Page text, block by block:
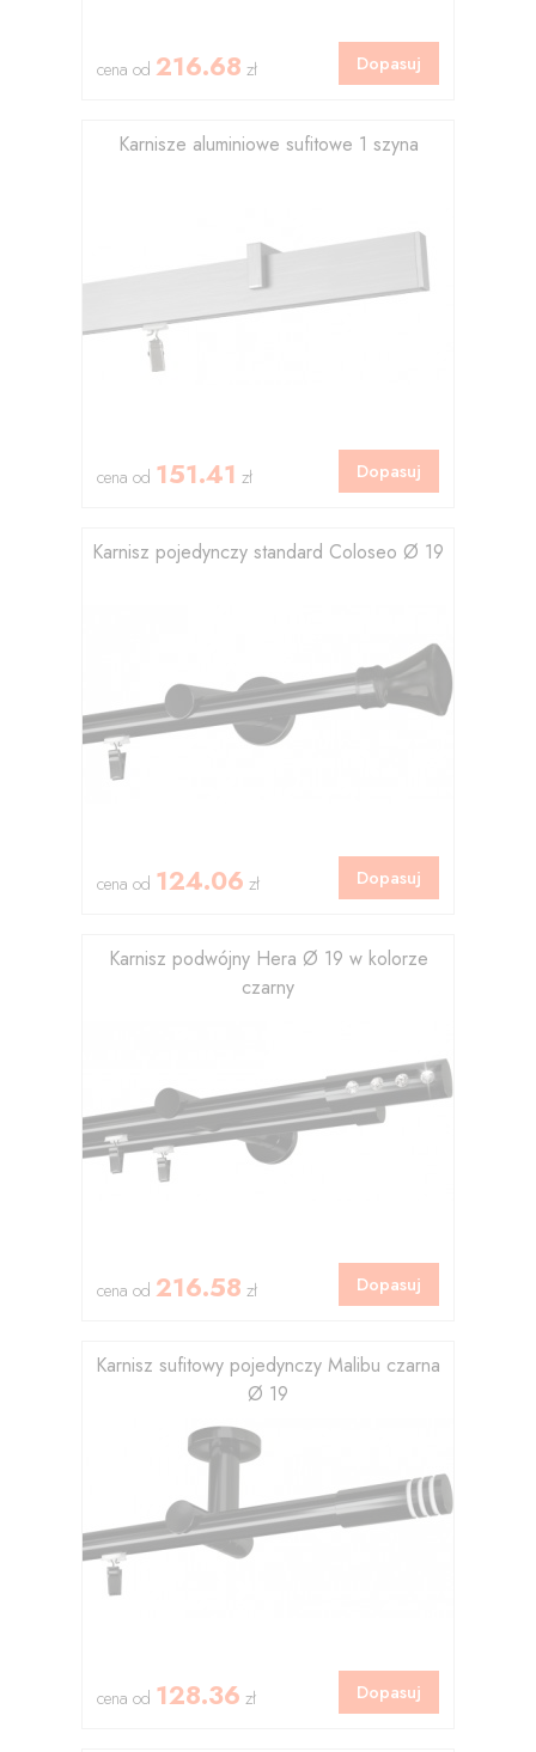
cena od 216.68 zł Dopasuj
Karnisze aluminiowe sufitowe 1 szyna
cena od 151.41 zł Dopasuj
Karnisz pojedynczy standard Coloseo Ø 19
cena od 124.06 zł Dopasuj
Karnisz podwójny Hera Ø 19 w kolorze
czarny
cena od 216.58 zł Dopasuj
Karnisz sufitowy pojedynczy Malibu czarna
Ø 19
cena od 128.36 zł Dopasuj